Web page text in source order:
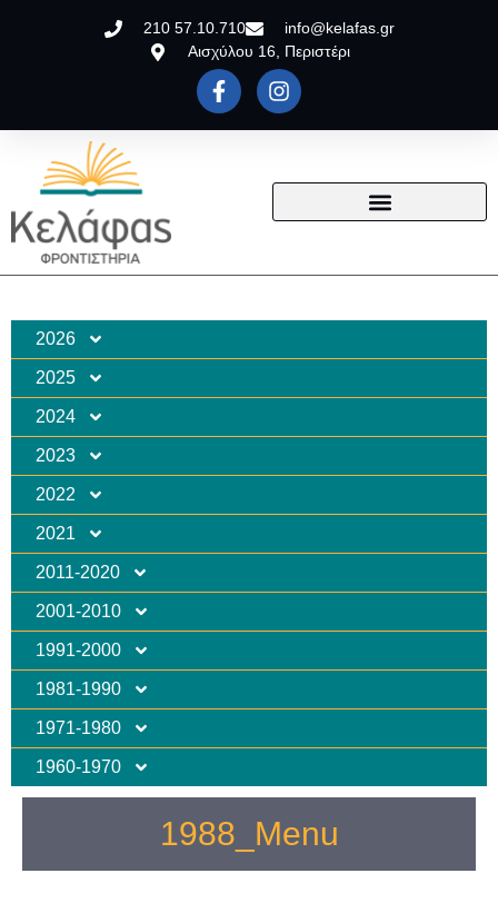
210 57.10.710
info@kelafas.gr
Αισχύλου 16, Περιστέρι
2026
2025
2024
2023
2022
2021
2011-2020
2001-2010
1991-2000
1981-1990
1971-1980
1960-1970
1988_Menu